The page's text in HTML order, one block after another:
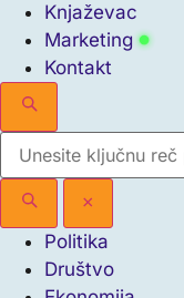
Knjaževac
Marketing
Kontakt
×
Politika
Društvo